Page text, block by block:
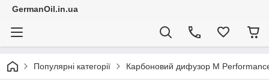
GermanOil.in.ua
Популярні категорії Карбоновий дифузор M